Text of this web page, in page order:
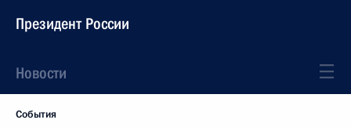
Президент России
Новости
События